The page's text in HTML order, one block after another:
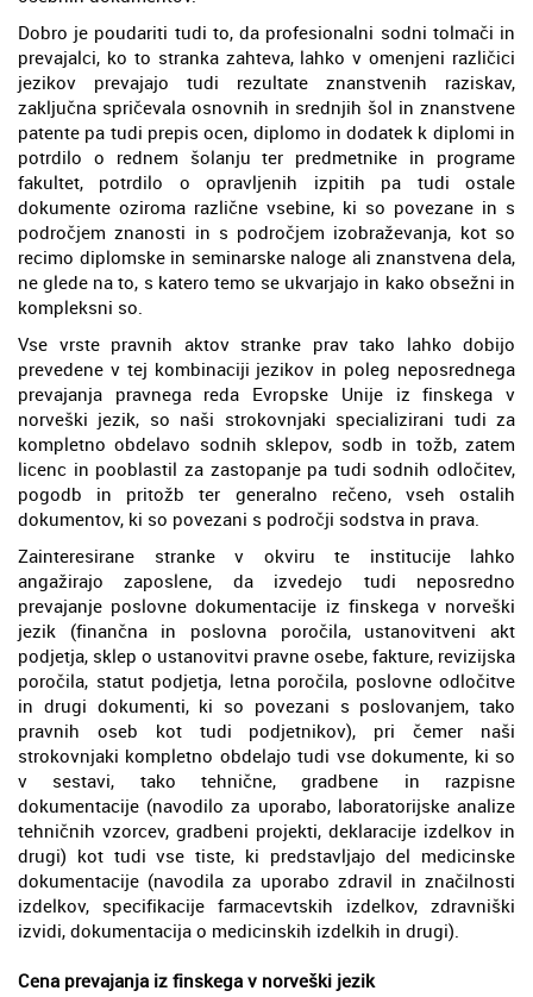
Dobro je poudariti tudi to, da profesionalni sodni tolmači in
prevajalci, ko to stranka zahteva, lahko v omenjeni različici
jezikov prevajajo tudi rezultate znanstvenih raziskav,
zaključna spričevala osnovnih in srednjih šol in znanstvene
patente pa tudi prepis ocen, diplomo in dodatek k diplomi in
potrdilo o rednem šolanju ter predmetnike in programe
fakultet, potrdilo o opravljenih izpitih pa tudi ostale
dokumente oziroma različne vsebine, ki so povezane in s
področjem znanosti in s področjem izobraževanja, kot so
recimo diplomske in seminarske naloge ali znanstvena dela,
ne glede na to, s katero temo se ukvarjajo in kako obsežni in
kompleksni so.
Vse vrste pravnih aktov stranke prav tako lahko dobijo
prevedene v tej kombinaciji jezikov in poleg neposrednega
prevajanja pravnega reda Evropske Unije iz finskega v
norveški jezik, so naši strokovnjaki specializirani tudi za
kompletno obdelavo sodnih sklepov, sodb in tožb, zatem
licenc in pooblastil za zastopanje pa tudi sodnih odločitev,
pogodb in pritožb ter generalno rečeno, vseh ostalih
dokumentov, ki so povezani s področji sodstva in prava.
Zainteresirane stranke v okviru te institucije lahko
angažirajo zaposlene, da izvedejo tudi neposredno
prevajanje poslovne dokumentacije iz finskega v norveški
jezik (finančna in poslovna poročila, ustanovitveni akt
podjetja, sklep o ustanovitvi pravne osebe, fakture, revizijska
poročila, statut podjetja, letna poročila, poslovne odločitve
in drugi dokumenti, ki so povezani s poslovanjem, tako
pravnih oseb kot tudi podjetnikov), pri čemer naši
strokovnjaki kompletno obdelajo tudi vse dokumente, ki so
v sestavi, tako tehnične, gradbene in razpisne
dokumentacije (navodilo za uporabo, laboratorijske analize
tehničnih vzorcev, gradbeni projekti, deklaracije izdelkov in
drugi) kot tudi vse tiste, ki predstavljajo del medicinske
dokumentacije (navodila za uporabo zdravil in značilnosti
izdelkov, specifikacije farmacevtskih izdelkov, zdravniški
izvidi, dokumentacija o medicinskih izdelkih in drugi).
Cena prevajanja iz finskega v norveški jezik